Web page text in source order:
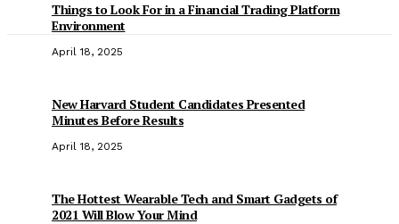
Things to Look For in a Financial Trading Platform
Environment
April 18, 2025
New Harvard Student Candidates Presented
Minutes Before Results
April 18, 2025
The Hottest Wearable Tech and Smart Gadgets of
2021 Will Blow Your Mind